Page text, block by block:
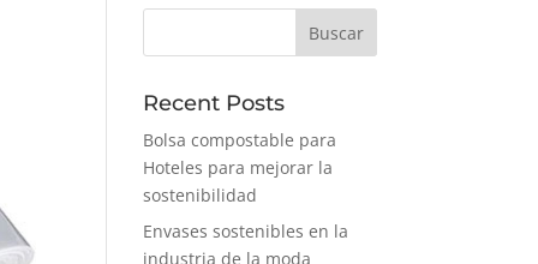
Recent Posts
Bolsa compostable para
Hoteles para mejorar la
sostenibilidad
Envases sostenibles en la
industria de la moda